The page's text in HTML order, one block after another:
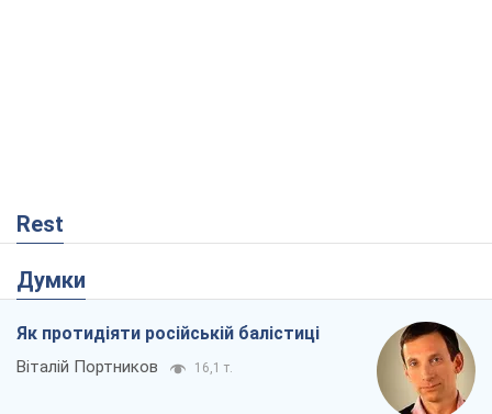
Rest
Думки
Як протидіяти російській балістиці
Віталій Портников 16,1 т.